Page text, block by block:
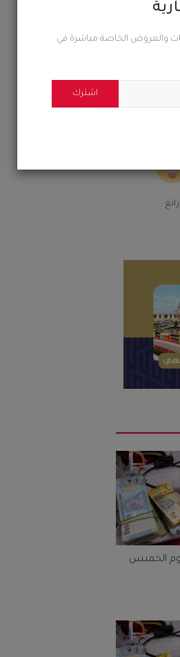
والعروض الخاصة مباشرة في
اشترك
للمجلس
رائع
الخميس